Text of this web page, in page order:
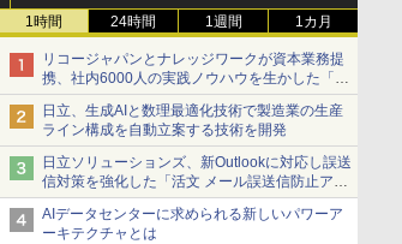
1時間 24時間 1週間 1カ月
リコージャパンとナレッジワークが資本業務提
携、社内6000人の実践ノウハウを生かした「AI
商談記録 for RICOH」を展開へ
日立、生成AIと数理最適化技術で製造業の生産
ライン構成を自動立案する技術を開発
日立ソリューションズ、新Outlookに対応し誤送
信対策を強化した「活文 メール誤送信防止アド
インサービス」を提供
AIデータセンターに求められる新しいパワーア
ーキテクチャとは